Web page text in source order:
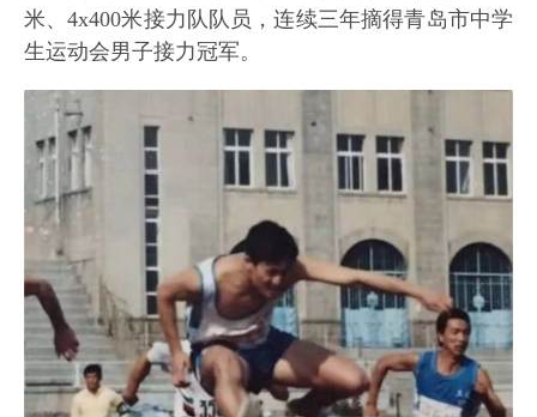
米、4x400米接力队队员，连续三年摘得青岛市中学
生运动会男子接力冠军。